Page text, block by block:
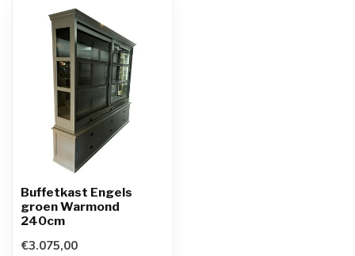
Buffetkast Engels
groen Warmond
240cm
€3.075,00